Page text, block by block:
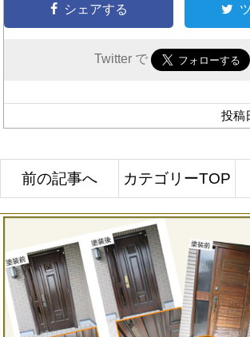
シェアする
Twitter で
投稿
前の記事へ カテゴリーTOP